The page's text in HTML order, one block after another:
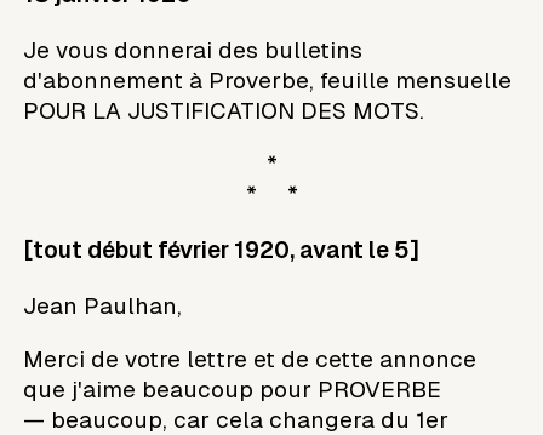
Je vous donnerai des bulletins
d'abonnement à Proverbe, feuille mensuelle
POUR LA JUSTIFICATION DES MOTS.
*
* *
[tout début février 1920, avant le 5]
Jean Paulhan,
Merci de votre lettre et de cette annonce
que j'aime beaucoup pour PROVERBE
— beaucoup, car cela changera du 1er